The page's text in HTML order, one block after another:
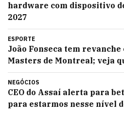
hardware com dispositivo
2027
ESPORTE
João Fonseca tem
Masters de Montreal; veja
NEGÓCIOS
CEO do Assaí alerta para
para estarmos nesse nível